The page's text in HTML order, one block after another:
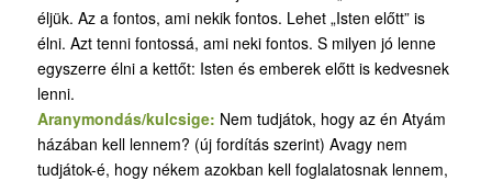
éljük. Az a fontos, ami nekik fontos. Lehet „Isten előtt” is
élni. Azt tenni fontossá, ami neki fontos. S milyen jó lenne
egyszerre élni a kettőt: Isten és emberek előtt is kedvesnek
lenni.
Aranymondás/kulcsige: Nem tudjátok, hogy az én Atyám
házában kell lennem? (új fordítás szerint) Avagy nem
tudjátok-é, hogy nékem azokban kell foglalatosnak lennem,